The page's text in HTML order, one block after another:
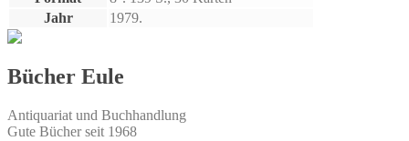
Jahr
1979.
Bücher Eule
Antiquariat und Buchhandlung
Gute Bücher seit 1968